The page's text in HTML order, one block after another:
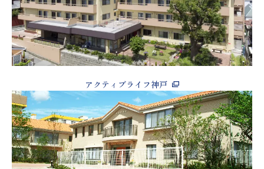
アクティブライフ神戸